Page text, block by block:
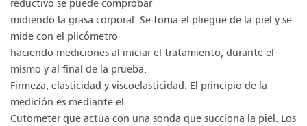
reductivo se puede comprobar
midiendo la grasa corporal. Se toma el pliegue de la piel y se
mide con el plicómetro
haciendo mediciones al iniciar el tratamiento, durante el
mismo y al final de la prueba.
Firmeza, elasticidad y viscoelasticidad. El principio de la
medición es mediante el
Cutometer que actúa con una sonda que succiona la piel. Los